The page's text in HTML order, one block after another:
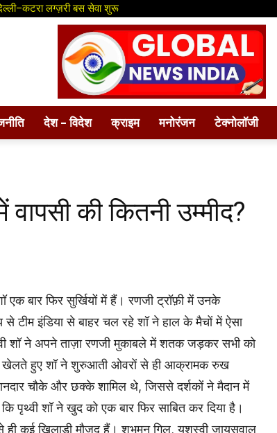
लग्ज़री बस सेवा शुरू
देश – विदेश क्राइम मनोरंजन टेक्नोलॉजी
की कितनी उम्मीद?
बार फिर सुर्खियों में हैं। रणजी ट्रॉफ़ी में उनके
टीम इंडिया से बाहर चल रहे शॉ ने हाल के मैचों में ऐसा
शॉ ने अपने ताज़ा रणजी मुकाबले में शतक जड़कर सभी को
से खेलते हुए शॉ ने शुरुआती ओवरों से ही आक्रामक रुख
चौके और छक्के शामिल थे, जिससे दर्शकों ने मैदान में
पृथ्वी शॉ ने खुद को एक बार फिर साबित कर दिया है।
ही कई खिलाड़ी मौजूद हैं। शुभमन गिल, यशस्वी जायसवाल